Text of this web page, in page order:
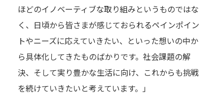
ほどのイノベーティブな取り組みというものではな
く、日頃から皆さまが感じておられるペインポイン
トやニーズに応えていきたい、といった想いの中か
ら具体化してきたものばかりです。社会課題の解
決、そして実り豊かな生活に向け、これからも挑戦
を続けていきたいと考えています。」